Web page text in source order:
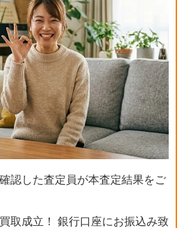
認した査定員が本査定結果をご
取成立！ 銀行口座にお振込み致